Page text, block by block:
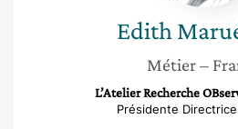
Edith
Métier–
L’Atelier Recherche
Présidente